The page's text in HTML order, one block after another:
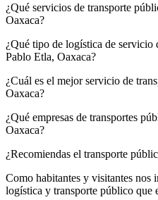
¿Qué servicios de transporte
Oaxaca?
¿Qué tipo de logística de servicio
Pablo Etla, Oaxaca?
¿Cuál es el mejor servicio de
Oaxaca?
¿Qué empresas de transportes
Oaxaca?
¿Recomiendas el transporte
Como habitantes y visitantes nos
logística y transporte público que